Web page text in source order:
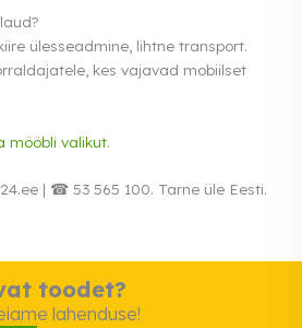
ülesseadmine, lihtne transport.
kes vajavad mobiilset
mööbli valikut.
| ☎ 53 565 100. Tarne üle Eesti.
toodet?
lahenduse!